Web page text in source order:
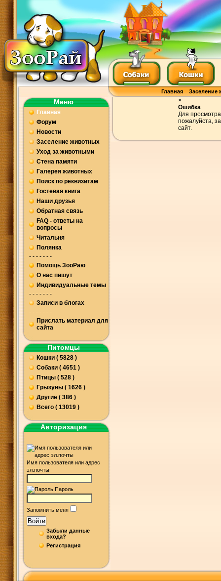
Главная Заселение
Меню
Главная
Форум
Новости
Заселение животных
Уход за животными
Стена памяти
Галерея животных
Поиск по реквизитам
Гостевая книга
Наши друзья
Обратная связь
FAQ - ответы на
вопросы
Читальня
Полянка
- - - - - - -
Помощь ЗооРаю
О нас пишут
Индивидуальные темы
- - - - - - -
Записи в блогах
- - - - - - -
Прислать материал для
сайта
Питомцы
Кошки ( 5828 )
Собаки ( 4651 )
Птицы ( 528 )
Грызуны ( 1626 )
Другие ( 386 )
Всего ( 13019 )
Авторизация
Имя пользователя или адрес
эл.почты
Пароль
Запомнить меня
Войти
Забыли данные
входа?
Регистрация
×
Ошибка
Для
пожалуйста,
сайт.